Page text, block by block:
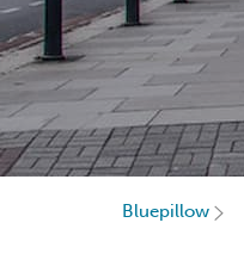
Bluepillow